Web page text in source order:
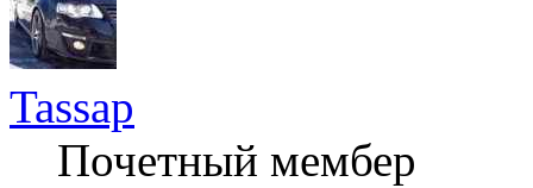
Tassap
Почетный мембер